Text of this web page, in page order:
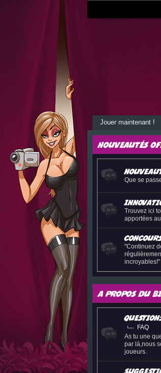
Jouer maintenant !
Nouveautés
Que se
Trouvez ici
apportées
"Continuez
incroyables!"
A propos du
FAQ
As tu une
par là,nous
joueurs.